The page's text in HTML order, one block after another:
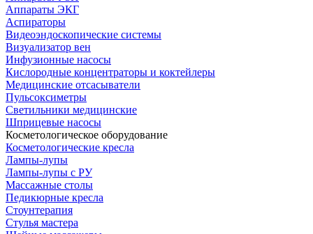
Аппараты ЭКГ
Аспираторы
Видеоэндоскопические системы
Визуализатор вен
Инфузионные насосы
Кислородные концентраторы и коктейлеры
Медицинские отсасыватели
Пульсоксиметры
Светильники медицинские
Шприцевые насосы
Косметологическое оборудование
Косметологические кресла
Лампы-лупы
Лампы-лупы с РУ
Массажные столы
Педикюрные кресла
Стоунтерапия
Стулья мастера